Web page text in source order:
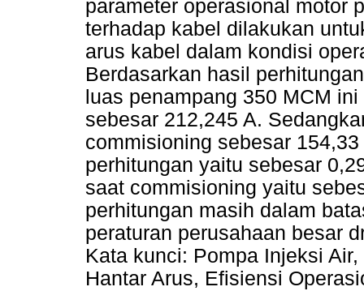
parameter operasional motor
terhadap kabel dilakukan
arus kabel dalam kondisi
Berdasarkan hasil
luas penampang 350 MCM
sebesar 212,245 A.
commisioning sebesar
perhitungan yaitu sebesar
saat commisioning yaitu
perhitungan masih dalam
peraturan perusahaan besar
Kata kunci: Pompa Injeksi
Hantar Arus, Efisiensi